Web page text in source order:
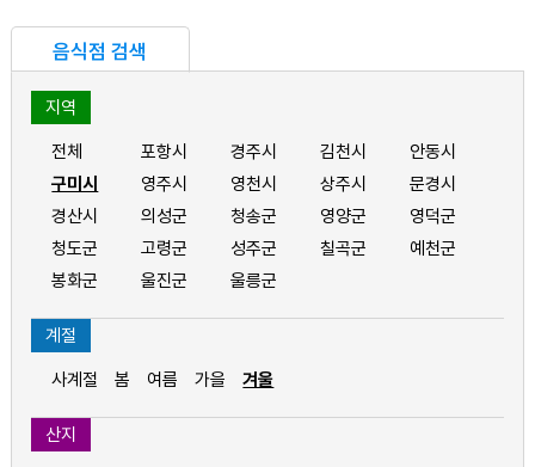
음식점 검색
지역
전체 포항시 경주시 김천시
안동시
구미시
영주시 영천시 상주시
문경시
경산시
의성군 청송군 영양군
영덕군
청도군
고령군 성주군 칠곡군
예천군
봉화군
울진군 울릉군
계절
사계절 봄 여름 가을 겨울
산지